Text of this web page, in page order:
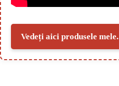
Vedeți aici produsele mele.